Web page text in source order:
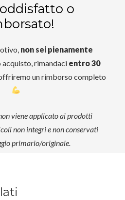
o
non sei pienamente
acquisto, rimandaci entro 30
un rimborso completo
viene applicato ai prodotti
non integri e non conservati
primario/originale.